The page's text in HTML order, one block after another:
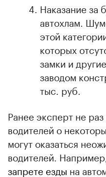
Наказание за
автохлам.
этой
которых
замки и
заводом
тыс. руб.
Ранее эксперт не
водителей о
могут оказаться
водителей.
запрете езды на